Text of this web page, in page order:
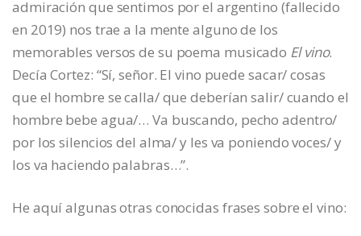
admiración que sentimos por el argentino (fallecido
en 2019) nos trae a la mente alguno de los
memorables versos de su poema musicado El vino.
Decía Cortez: “Sí, señor. El vino puede sacar/ cosas
que el hombre se calla/ que deberían salir/ cuando el
hombre bebe agua/… Va buscando, pecho adentro/
por los silencios del alma/ y les va poniendo voces/ y
los va haciendo palabras…”.
He aquí algunas otras conocidas frases sobre el vino: